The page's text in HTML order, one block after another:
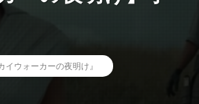
ウォーカーの夜明け』